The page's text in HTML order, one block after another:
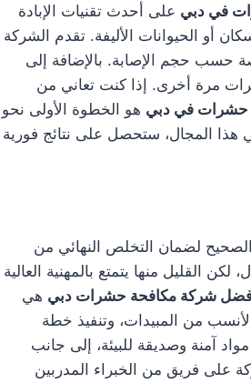
في دبي على أحدث تقنيات الإبادة
أو الحيوانات الأليفة. تقدم الشركة
حسب حجم الإصابة. بالإضافة إلى
مرة أخرى. إذا كنت تعاني من
حشرات في دبي هو الخطوة الأولى نحو
المجال، ستحصل على نتائج فورية
لضمان التخلص النهائي من
القليل منها يتمتع بالمهنية العالية
شركة مكافحة حشرات دبي هي
من المبيدات، وتنفيذ خطة
آمنة وصديقة للبيئة، إلى جانب
على فريق من الخبراء المدربين